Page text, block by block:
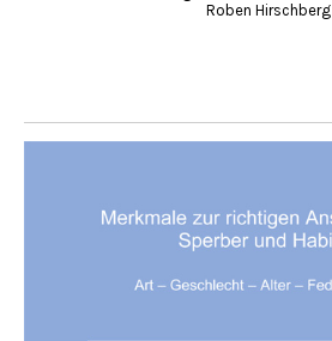
Roben Hirschberg